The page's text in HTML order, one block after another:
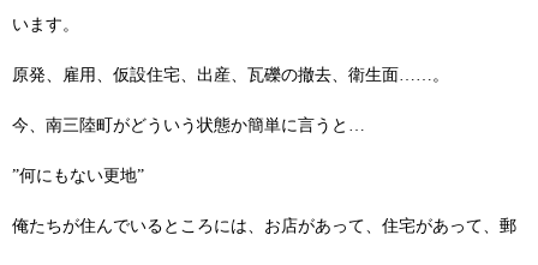
います。
原発、雇用、仮設住宅、出産、瓦礫の撤去、衛生面……。
今、南三陸町がどういう状態か簡単に言うと…
”何にもない更地”
俺たちが住んでいるところには、お店があって、住宅があって、郵